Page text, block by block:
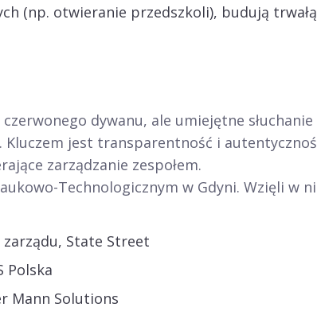
(np. otwieranie przedszkoli), budują trwałą
dywanu, ale umiejętne słuchanie
jest transparentność i
zarządzanie zespołem.
Technologicznym w Gdyni. Wzięli w
State Street
Polska
Mann Solutions